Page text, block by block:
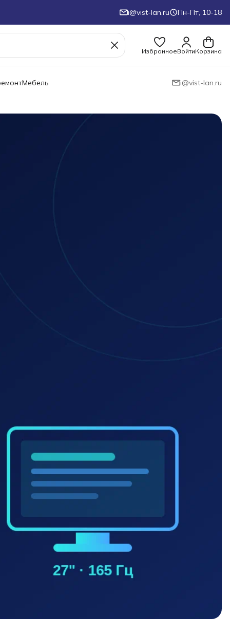
i@vist-lan.ru Пн-Пт, 10-18
ИзбранноеВойтиКорзина
Мебель i@vist-lan.ru